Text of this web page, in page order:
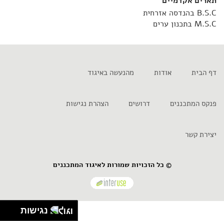
B.S.C בהנדסה אזרחית
M.S.C בתכנון ערים
דף הבית אודות מהנעשה באיגוד
פנקס המתכננים דרושים הצהרת נגישות
יצירת קשר
© כל הזכויות שמורות לאיגוד המתכננים
נגישות